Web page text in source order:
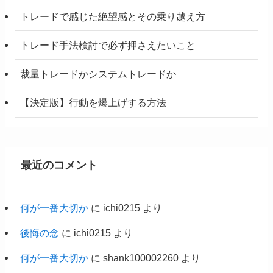
トレードで感じた絶望感とその乗り越え方
トレード手法検討で必ず押さえたいこと
裁量トレードかシステムトレードか
【決定版】行動を爆上げする方法
最近のコメント
何が一番大切かに ichi0215より
後悔の念 に ichi0215より
何が一番大切かに shank100002260より